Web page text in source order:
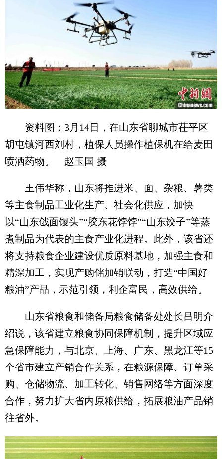
资料图：3月14日，在山东省聊城市茌平区
胡屯镇河西刘村，植保人员操作植保机在给麦田
喷洒药物。 赵玉国 摄
王伟华称，山东将推进米、面、杂粮、薯类
等主食制品工业化生产、社会化供应，加快
以“山东戗面馒头”“胶东花饽饽”“山东饺子”等蒸
煮制品为代表的主食产业化进程。此外，该省还
将支持粮食企业建设优质原料基地，加强主食和
精深加工，实现产购储加销联动，打造“中国好
粮油”产品，示范引领，利企富民，高效供给。
山东省粮食和储备局粮食储备处处长吕明介
绍说，该省建立粮食协同保障机制，提升区域应
急保障能力，与北京、上海、广东、黑龙江等15
个省市建立产销合作关系，在粮源保障、订单采
购、仓储物流、加工转化、销售网络等方面深度
合作，努力扩大省内原粮供给，拓展粮油产品销
往省外。